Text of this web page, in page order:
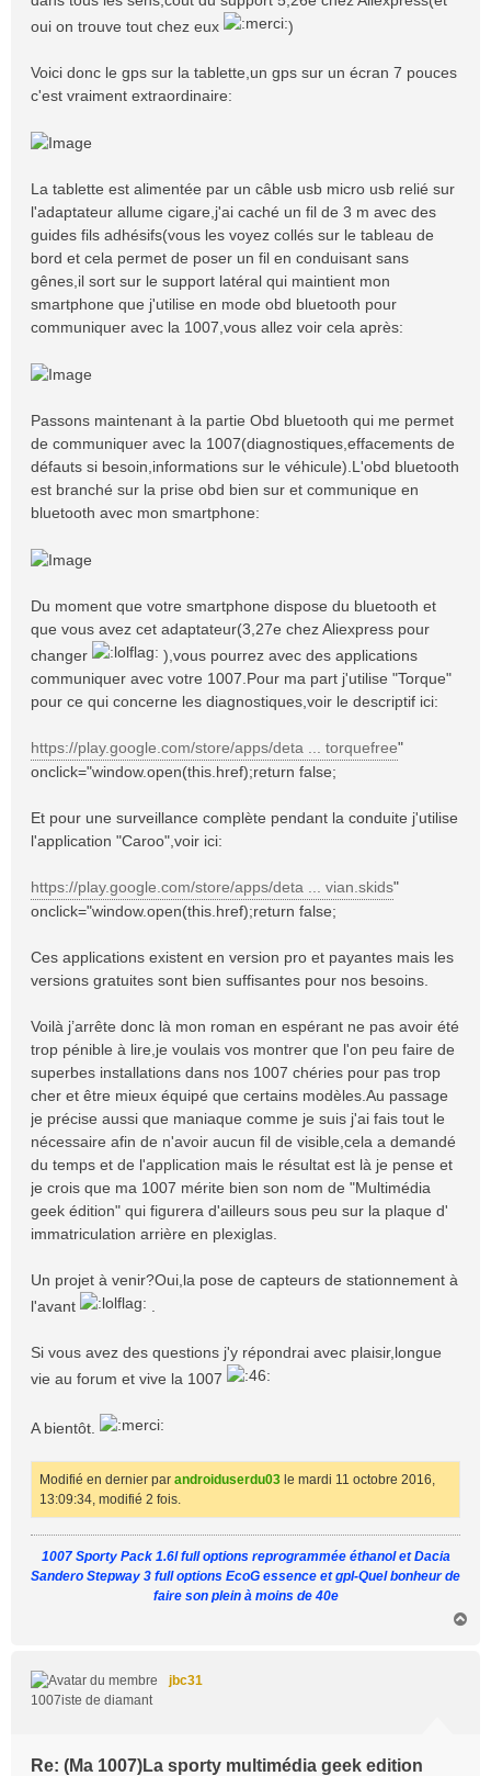
oui on trouve tout chez eux
)
Voici donc le gps sur la tablette,un gps sur un écran 7 pouces
c'est vraiment extraordinaire:
La tablette est alimentée par un câble usb micro usb relié sur
l'adaptateur allume cigare,j'ai caché un fil de 3 m avec des
guides fils adhésifs(vous les voyez collés sur le tableau de
bord et cela permet de poser un fil en conduisant sans
gênes,il sort sur le support latéral qui maintient mon
smartphone que j'utilise en mode obd bluetooth pour
communiquer avec la 1007,vous allez voir cela après:
Passons maintenant à la partie Obd bluetooth qui me permet
de communiquer avec la 1007(diagnostiques,effacements de
défauts si besoin,informations sur le véhicule).L'obd bluetooth
est branché sur la prise obd bien sur et communique en
bluetooth avec mon smartphone:
Du moment que votre smartphone dispose du bluetooth et
que vous avez cet adaptateur(3,27e chez Aliexpress pour
changer
),vous pourrez avec des applications
communiquer avec votre 1007.Pour ma part j'utilise "Torque"
pour ce qui concerne les diagnostiques,voir le descriptif ici:
https://play.google.com/store/apps/deta ... torquefree"
onclick="window.open(this.href);return false;
Et pour une surveillance complète pendant la conduite j'utilise
l'application "Caroo",voir ici:
https://play.google.com/store/apps/deta ... vian.skids"
onclick="window.open(this.href);return false;
Ces applications existent en version pro et payantes mais les
versions gratuites sont bien suffisantes pour nos besoins.
Voilà j’arrête donc là mon roman en espérant ne pas avoir été
trop pénible à lire,je voulais vos montrer que l'on peu faire de
superbes installations dans nos 1007 chéries pour pas trop
cher et être mieux équipé que certains modèles.Au passage
je précise aussi que maniaque comme je suis j'ai fais tout le
nécessaire afin de n'avoir aucun fil de visible,cela a demandé
du temps et de l'application mais le résultat est là je pense et
je crois que ma 1007 mérite bien son nom de "Multimédia
geek édition" qui figurera d'ailleurs sous peu sur la plaque d'
immatriculation arrière en plexiglas.
Un projet à venir?Oui,la pose de capteurs de stationnement à
l'avant
Si vous avez des questions j'y répondrai avec plaisir,longue
vie au forum et vive la 1007
A bientôt.
Modifié en dernier par androiduserdu03 le mardi 11 octobre 2016,
13:09:34, modifié 2 fois.
1007 Sporty Pack 1.6l full options reprogrammée éthanol et Dacia
Sandero Stepway 3 full options EcoG essence et gpl-Quel bonheur de
faire son plein à moins de 40e
jbc31
1007iste de diamant
Re: (Ma 1007)La sporty multimédia geek edition